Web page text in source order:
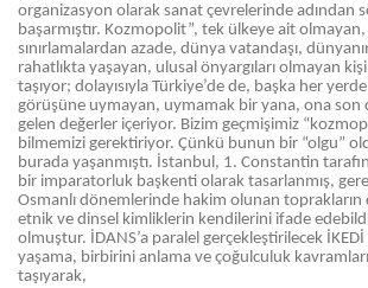
organizasyon olarak sanat çevrelerinde adından
başarmıştır. Kozmopolit”, tek ülkeye ait
sınırlamalardan azade, dünya vatandaşı,
rahatlıkta yaşayan, ulusal önyargıları olmayan
taşıyor; dolayısıyla Türkiye’de de, başka her
görüşüne uymayan, uymamak bir yana, ona son
gelen değerler içeriyor. Bizim geçmişimiz
bilmemizi gerektiriyor. Çünkü bunun bir “olgu”
burada yaşanmıştı. İstanbul, 1. Constantin
bir imparatorluk başkenti olarak tasarlanmış,
Osmanlı dönemlerinde hakim olunan toprakların
etnik ve dinsel kimliklerin kendilerini ifade
olmuştur. İDANS’a paralel gerçekleştirilecek
yaşama, birbirini anlama ve çoğulculuk
taşıyarak,